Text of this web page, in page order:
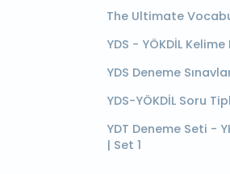
The Ultimate
YDS - YÖKDİL
YDS Deneme
YDS-YÖKDİL Soru
YDT Deneme Seti -
| Set 1